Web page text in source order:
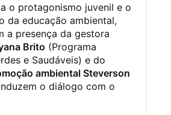
o protagonismo juvenil e o
da educação ambiental,
a presença da gestora
Brito (Programa
e Saudáveis) e do
ambiental Steverson
o diálogo com o